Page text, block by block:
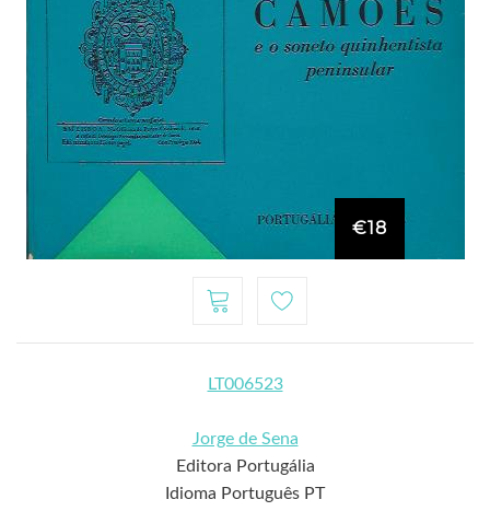
€18
LT006523
Jorge de Sena
Editora Portugália
Idioma Português PT